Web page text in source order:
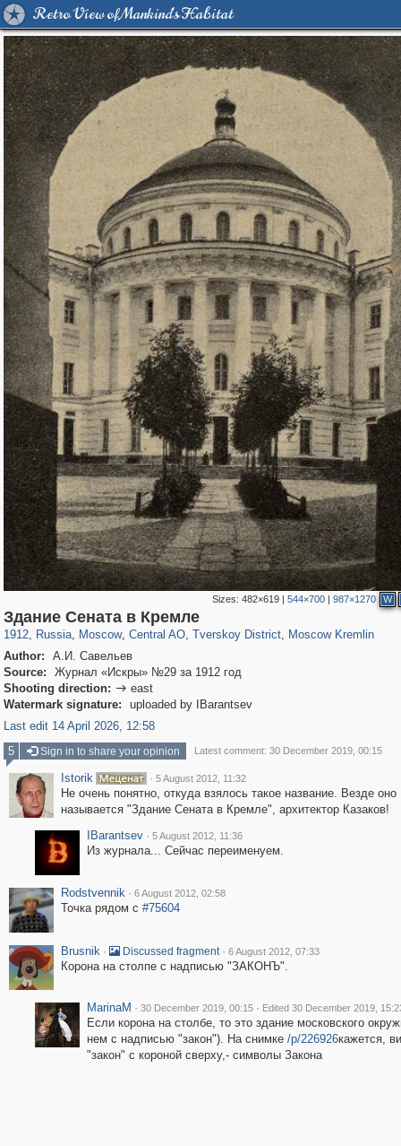
Retro View of Mankind's Habitat
Sizes:482×619 |544×700 |987×1270 W
Здание Сената в Кремле
1912, Russia
1,406,871 29,248
, Moscow
319,861 8,286
, Central AO
160,009 5,916
, Tverskoy District
53,052
, Moscow Kremlin
Author:
А.И. Савельев
Source:
Журнал «Искры» №29 за 1912 год
Shooting direction:  east
Watermark signature:
uploaded by IBarantsev
Last edit 14 April 2026, 12:58
5
Sign in to share your opinion Latest comment: 30 December 2019, 00:15
Istorik · 5 August 2012, 11:32
Не очень понятно, откуда взялось такое название. Везде оно
называется "Здание Сената в Кремле", архитектор Казаков!
IBarantsev · 5 August 2012, 11:36
Из журнала... Сейчас переименуем.
Rodstvennik · 6 August 2012, 02:58
Точка рядом с #75604
Brusnik · Discussed fragment · 6 August 2012, 07:33
Корона на столпе с надписью "ЗАКОНЪ".
MarinaM · 30 December 2019, 00:15 · Edited 30 December 2019,
Если корона на столбе, то это здание московского
нем с надписью "закон"). На снимке /p/226926кажется,
"закон" с короной сверху,- символы Закона